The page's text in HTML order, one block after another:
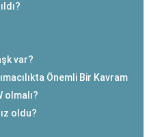
var?
Önemli Bir Kavram
olmalı?
oldu?